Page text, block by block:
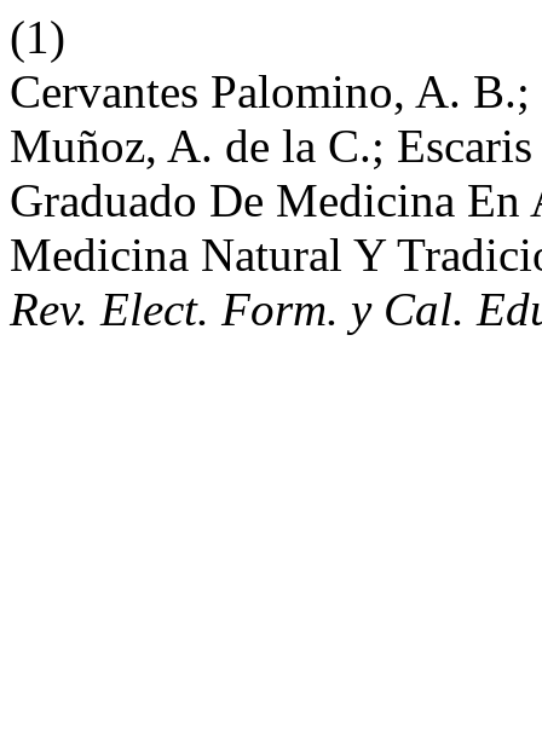
(1)
Cervantes Palomino, A.
Muñoz, A. de la C.;
Graduado De Medicina En
Medicina Natural Y
Rev. Elect. Form. y Cal.